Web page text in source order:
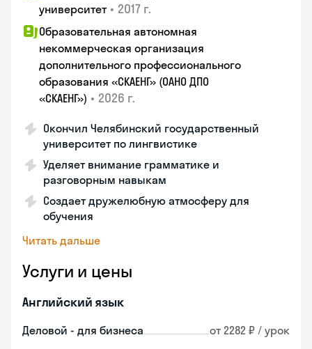
университет • 2017 г.
Образовательная автономная
некоммерческая организация
дополнительного профессионального
образования «СКАЕНГ» (ОАНО ДПО
«СКАЕНГ») • 2026 г.
Окончил Челябинский государственный
университет по лингвистике
Уделяет внимание грамматике и
разговорным навыкам
Создает дружелюбную атмосферу для
обучения
Читать дальше
Услуги и цены
Английский язык
Деловой - для бизнеса от 2282 ₽ / урок